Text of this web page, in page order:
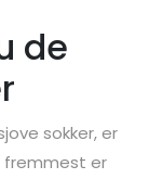
de
sokker, er
fremmest er